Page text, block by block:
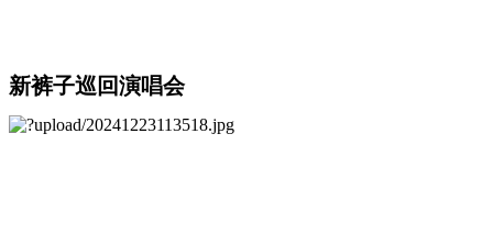
新裤子巡回演唱会